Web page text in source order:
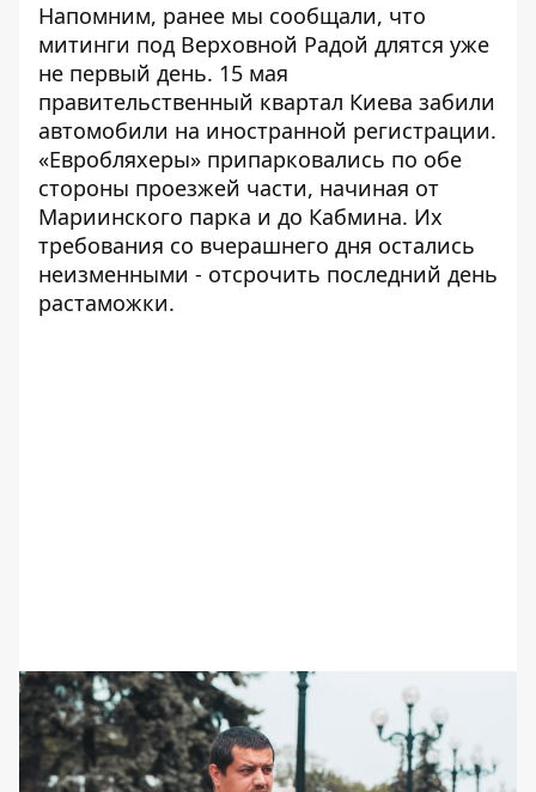
Напомним, ранее мы сообщали, что
митинги под Верховной Радой длятся уже
не первый день. 15 мая
правительственный квартал Киева забили
автомобили на иностранной регистрации.
«Евробляхеры» припарковались по обе
стороны проезжей части, начиная от
Мариинского парка и до Кабмина. Их
требования со вчерашнего дня остались
неизменными - отсрочить последний день
растаможки.